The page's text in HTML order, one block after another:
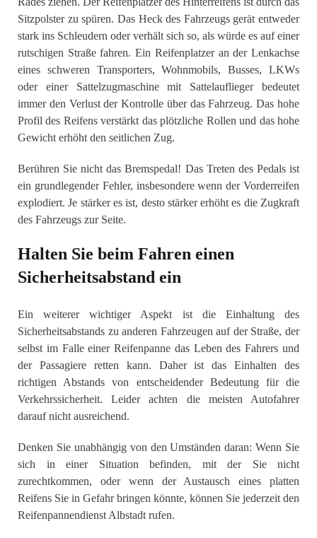
Sitzpolster zu spüren. Das Heck des Fahrzeugs gerät entweder
stark ins Schleudern oder verhält sich so, als würde es auf einer
rutschigen Straße fahren. Ein Reifenplatzer an der Lenkachse
eines schweren Transporters, Wohnmobils, Busses, LKWs
oder einer Sattelzugmaschine mit Sattelauflieger bedeutet
immer den Verlust der Kontrolle über das Fahrzeug. Das hohe
Profil des Reifens verstärkt das plötzliche Rollen und das hohe
Gewicht erhöht den seitlichen Zug.
Berühren Sie nicht das Bremspedal! Das Treten des Pedals ist
ein grundlegender Fehler, insbesondere wenn der Vorderreifen
explodiert. Je stärker es ist, desto stärker erhöht es die Zugkraft
des Fahrzeugs zur Seite.
Halten Sie beim Fahren einen
Sicherheitsabstand ein
Ein weiterer wichtiger Aspekt ist die Einhaltung des
Sicherheitsabstands zu anderen Fahrzeugen auf der Straße, der
selbst im Falle einer Reifenpanne das Leben des Fahrers und
der Passagiere retten kann. Daher ist das Einhalten des
richtigen Abstands von entscheidender Bedeutung für die
Verkehrssicherheit. Leider achten die meisten Autofahrer
darauf nicht ausreichend.
Denken Sie unabhängig von den Umständen daran: Wenn Sie
sich in einer Situation befinden, mit der Sie nicht
zurechtkommen, oder wenn der Austausch eines platten
Reifens Sie in Gefahr bringen könnte, können Sie jederzeit den
Reifenpannendienst Albstadt rufen.